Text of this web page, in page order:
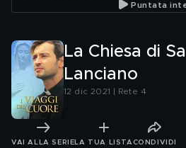
Puntata
La Chiesa di
Lanciano
12 dic 2021 | Rete 4
VAI ALLA SERIE LA TUA LISTA CONDIVIDI